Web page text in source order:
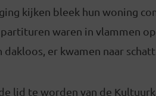
kijken bleek hun woning
waren in vlammen
dakloos, er kwamen naar
lid te worden van de